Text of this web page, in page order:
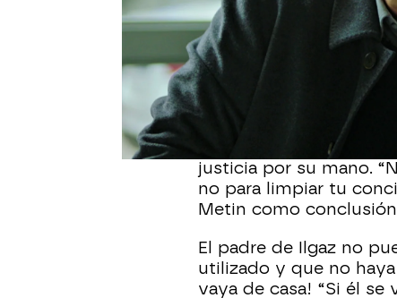
tienes con ellos?”, le
El abuelo de Ilgaz le
huérfano después de
sangre fría. “Luego lo
Merdan no podía
maltratador le hiciese
justicia por su mano.
no para limpiar tu
Metin como
El padre de Ilgaz no
utilizado y que no
vaya de casa! “Si él se